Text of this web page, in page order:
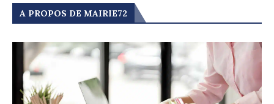
A PROPOS DE MAIRIE72